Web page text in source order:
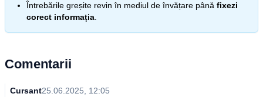
Întrebările greșite revin în mediul de învățare până fixezi
corect informația
Comentarii
Cursant25.06.2025, 12:05